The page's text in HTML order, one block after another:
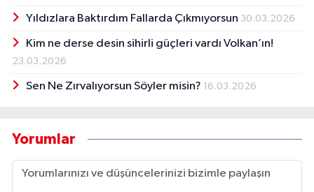
Yıldızlara Baktırdım Fallarda Çıkmıyorsun 30.03.2026
Kim ne derse desin sihirli güçleri vardı Volkan’ın!
23.03.2026
Sen Ne Zırvalıyorsun Söyler misin? 16.03.2026
Yorumlar